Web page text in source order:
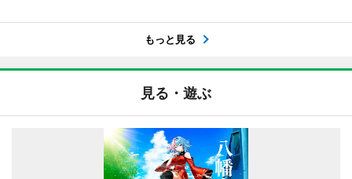
もっと見る
見る・遊ぶ